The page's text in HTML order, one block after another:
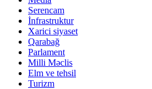
Serencam
İnfrastruktur
Xarici siyaset
Qarabağ
Parlament
Milli Məclis
Elm ve tehsil
Turizm